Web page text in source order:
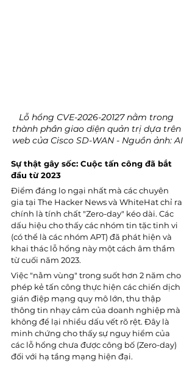
Lỗ hổng CVE-2026-20127 nằm trong
thành phần giao diện quản trị dựa trên
web của Cisco SD-WAN - Nguồn ảnh: AI
Sự thật gây sốc: Cuộc tấn công đã bắt
đầu từ 2023
Điểm đáng lo ngại nhất mà các chuyên
gia tại The Hacker News và WhiteHat chỉ ra
chính là tính chất "Zero-day" kéo dài. Các
dấu hiệu cho thấy các nhóm tin tặc tinh vi
(có thể là các nhóm APT) đã phát hiện và
khai thác lỗ hổng này một cách âm thầm
từ cuối năm 2023.
Việc "nằm vùng" trong suốt hơn 2 năm cho
phép kẻ tấn công thực hiện các chiến dịch
gián điệp mạng quy mô lớn, thu thập
thông tin nhạy cảm của doanh nghiệp mà
không để lại nhiều dấu vết rõ rệt. Đây là
minh chứng cho thấy sự nguy hiểm của
các lỗ hổng chưa được công bố (Zero-day)
đối với hạ tầng mạng hiện đại.